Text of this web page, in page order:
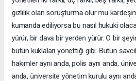
gizlilik olan soruşturma olur mu
kumanda ediliyorsa bu nasıl hukuki
yürür, bir dava bir yerden yürür. O bir
bütün kuklaları yönettiği gibi. Bütün
hakimler aynı anda, polis aynı anda,
anda, üniversite yönetim kurulu aynı